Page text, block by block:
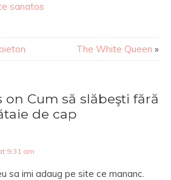
sanatos
The White Queen »
on Cum să slăbeşti fără
de cap
9:31 am
sa imi adaug pe site ce mananc.